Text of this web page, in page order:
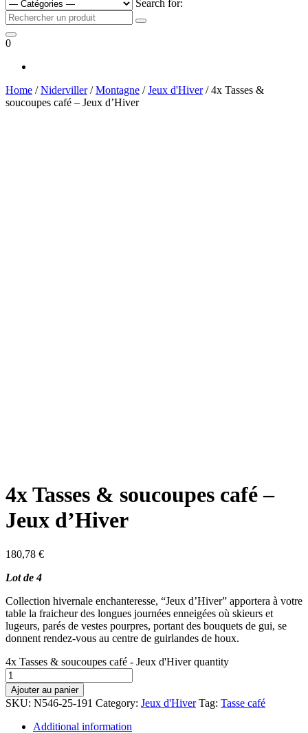
Search for:
0
Home /Niderviller/Montagne /Jeux d'Hiver/ 4x Tasses &
soucoupes café – Jeux d’Hiver
4x Tasses & soucoupes café –
Jeux d’Hiver
180,78 €
Lot de 4
Collection hivernale enchanteresse, “Jeux d’Hiver” apportera à votre
table la fraicheur des longues journées enneigées où skieurs et
lugeurs, parés de vestes pourpres, portant des bouquets de gui, se
donnent rendez-vous au centre de guirlandes de houx.
4x Tasses & soucoupes café - Jeux d'Hiver quantity
Ajouter au panier
SKU: N546-25-191 Category: Jeux d'Hiver Tag: Tasse café
Additional information